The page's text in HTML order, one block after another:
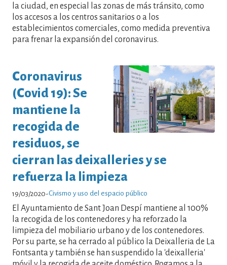
la ciudad, en especial las zonas de más tránsito, como
los accesos a los centros sanitarios o a los
establecimientos comerciales, como medida preventiva
para frenar la expansión del coronavirus.
Coronavirus
(Covid 19): Se
mantiene la
recogida de
residuos, se
cierran las deixalleries y se
refuerza la limpieza
19/03/2020-Civismo y uso del espacio público
El Ayuntamiento de Sant Joan Despí mantiene al 100%
la recogida de los contenedores y ha reforzado la
limpieza del mobiliario urbano y de los contenedores.
Por su parte, se ha cerrado al público la Deixalleria de La
Fontsanta y también se han suspendido la 'deixalleria'